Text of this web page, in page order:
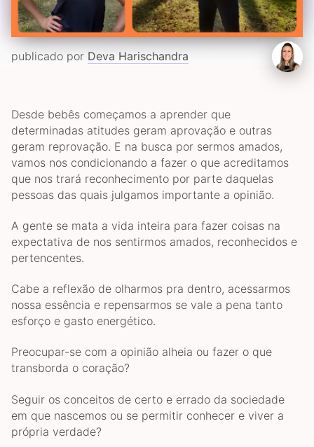
publicado por Deva Harischandra
Desde bebês começamos a aprender que
determinadas atitudes geram aprovação e outras
geram reprovação. E na busca por sermos amados,
vamos nos condicionando a fazer o que acreditamos
que nos trará reconhecimento por parte daquelas
pessoas das quais julgamos importante a opinião.
A gente se mata a vida inteira para fazer coisas na
expectativa de nos sentirmos amados, reconhecidos e
pertencentes.
Cabe a reflexão de olharmos pra dentro, acessarmos
nossa essência e repensarmos se vale a pena tanto
esforço e gasto energético.
Preocupar-se com a opinião alheia ou fazer o que
transborda o coração?
Seguir os conceitos de certo e errado da sociedade
em que nascemos ou se permitir conhecer e viver a
própria verdade?